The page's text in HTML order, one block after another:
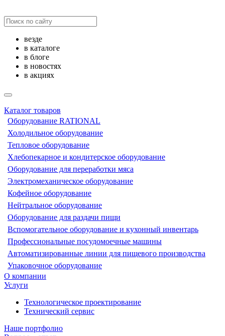
везде
в каталоге
в блоге
в новостях
в акциях
Каталог товаров
Оборудование RATIONAL
Холодильное оборудование
Тепловое оборудование
Хлебопекарное и кондитерское оборудование
Оборудование для переработки мяса
Электромеханическое оборудование
Кофейное оборудование
Нейтральное оборудование
Оборудование для раздачи пищи
Вспомогательное оборудование и кухонный инвентарь
Профессиональные посудомоечные машины
Автоматизированные линии для пищевого производства
Упаковочное оборудование
О компании
Услуги
Технологическое проектирование
Технический сервис
Наше портфолио